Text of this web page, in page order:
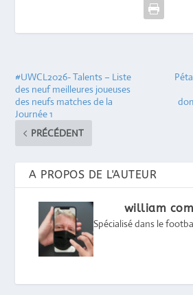
#UWCL2026- Talents – Liste
des neuf meilleures joueuses
des neufs matches de la
Journée 1
PRÉCÉDENT
A PROPOS DE L'AUTEUR
william
Spécialisé dans le